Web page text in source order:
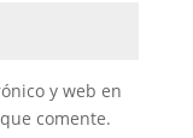
y web en
comente.